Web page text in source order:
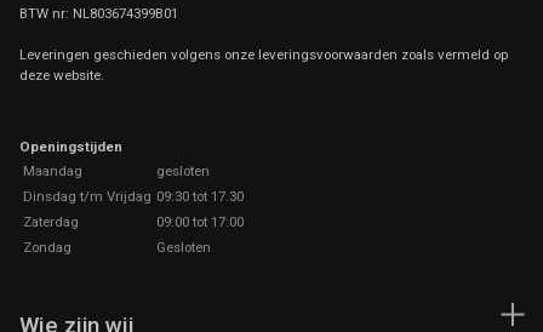
BTW nr: NL803674399B01
Leveringen geschieden volgens onze leveringsvoorwaarden zoals vermeld op
deze website.
Openingstijden
Maandag
gesloten
Dinsdag t/m Vrijdag 09:30 tot 17.30
Zaterdag
09:00 tot 17:00
Zondag
Gesloten
Wie zijn wij